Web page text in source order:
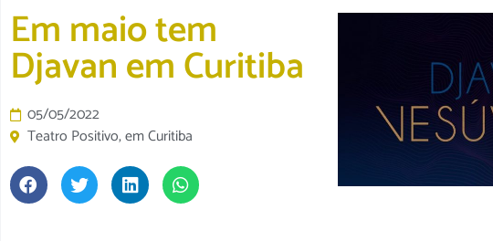
Em maio tem
Djavan em Curitiba
05/05/2022
Teatro Positivo, em Curitiba